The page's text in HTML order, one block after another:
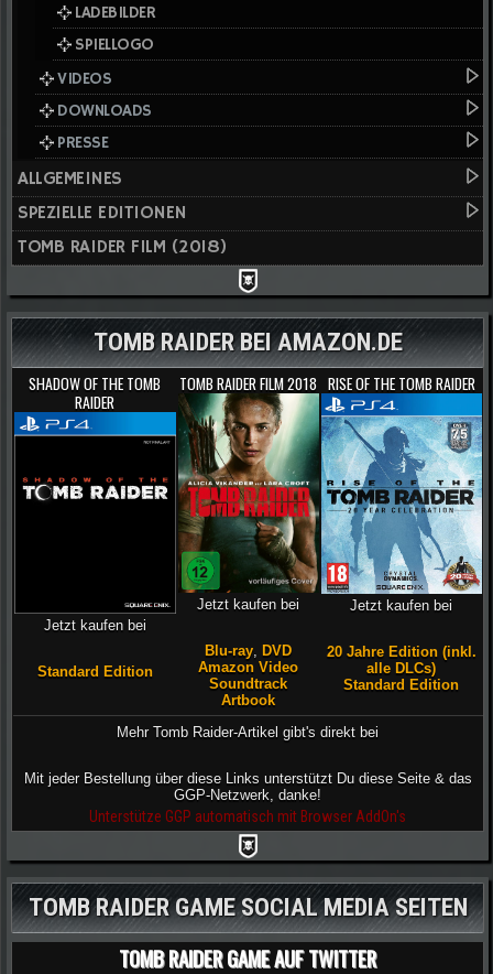
LADEBILDER
SPIELLOGO
VIDEOS
DOWNLOADS
PRESSE
ALLGEMEINES
SPEZIELLE EDITIONEN
TOMB RAIDER FILM (2018)
TOMB RAIDER BEI AMAZON.DE
SHADOW OF THE TOMB
RAIDER
Jetzt kaufen bei
Standard Edition
TOMB RAIDER FILM 2018
Jetzt kaufen bei
Blu-ray
DVD
Amazon Video
Soundtrack
Artbook
RISE OF THE TOMB RAIDER
Jetzt kaufen bei
20 Jahre Edition (inkl.
alle DLCs)
Standard Edition
Mehr Tomb Raider-Artikel gibt's direkt bei
Mit jeder Bestellung über diese Links unterstützt Du diese Seite & das
GGP-Netzwerk, danke!
Unterstütze GGP automatisch mit Browser AddOn's
TOMB RAIDER GAME SOCIAL MEDIA SEITEN
TOMB RAIDER GAME AUF TWITTER